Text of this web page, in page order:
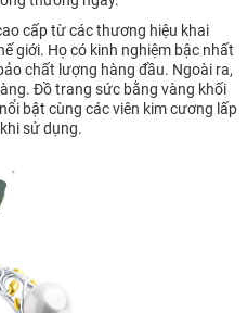
cấp từ các thương hiệu khai
giới. Họ có kinh nghiệm bậc nhất
chất lượng hàng đầu. Ngoài ra,
Đồ trang sức bằng vàng khối
bật cùng các viên kim cương lấp
sử dụng.